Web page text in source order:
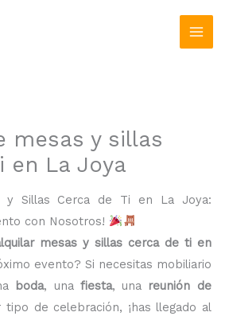
mesas y sillas
en La Joya
y Sillas Cerca de Ti en La Joya:
con Nosotros!
mesas y sillas cerca de ti en
evento? Si necesitas mobiliario
boda, una fiesta, una reunión de
tipo de celebración, ¡has llegado al